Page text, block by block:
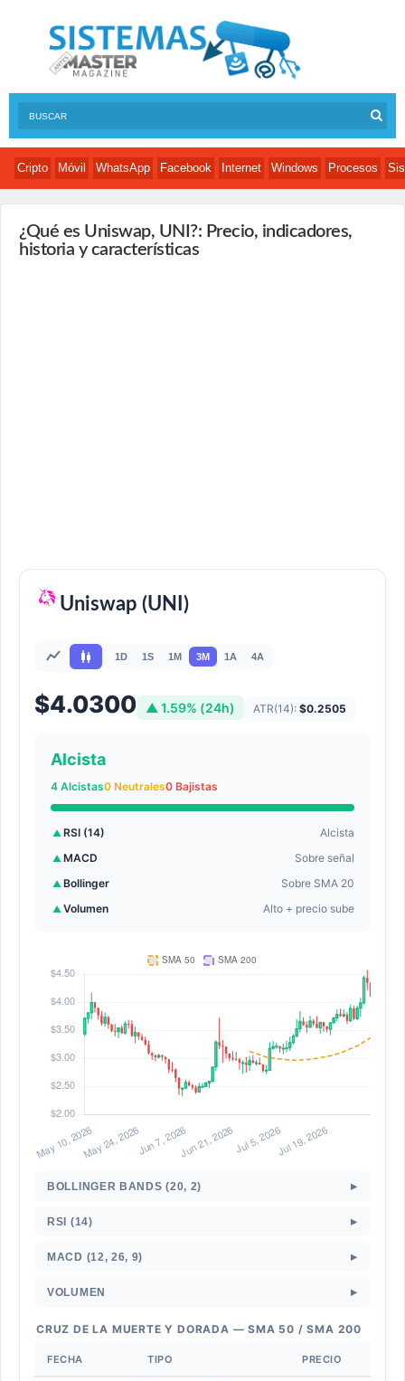
Cripto Móvil WhatsApp Facebook Internet Windows Procesos
¿Qué es Uniswap, UNI?: Precio, indicadores,
historia y características
Uniswap (UNI)
1D 1S 1M 3M 1A 4A
$4.0300 ▲ 1.59% (24h) ATR(14): $0.2505
Alcista
4 Alcistas0 Neutrales0 Bajistas
▲ RSI (14) Alcista
▲ MACD Sobre señal
▲ Bollinger Sobre SMA 20
▲ Volumen Alto + precio sube
BOLLINGER BANDS (20, 2) ▸
RSI (14) ▸
MACD (12, 26, 9) ▸
VOLUMEN ▸
CRUZ DE LA MUERTE Y DORADA — SMA 50 / SMA 200
FECHA TIPO PRECIO